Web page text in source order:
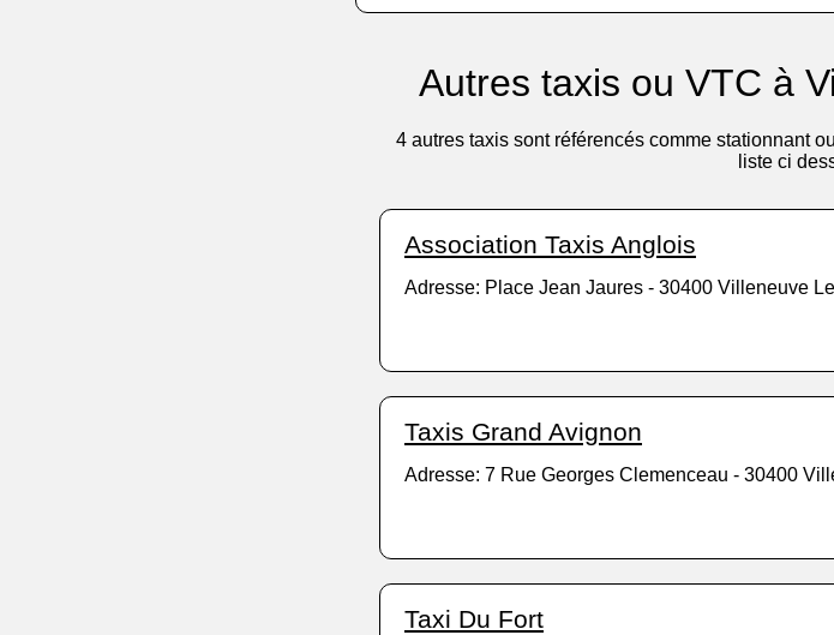
Autres taxis ou VTC à
4 autres taxis sont référencés comme stationnant
liste ci
Association Taxis Anglois
Adresse: Place Jean Jaures - 30400 Villeneuve
Taxis Grand Avignon
Adresse: 7 Rue Georges Clemenceau - 30400
Taxi Du Fort